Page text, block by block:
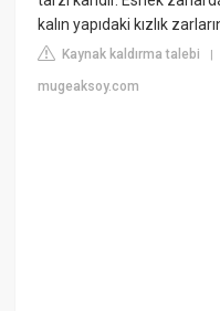
kalın yapıdaki kızlık
Kaynak kaldırma talebi
mugeaksoy.com